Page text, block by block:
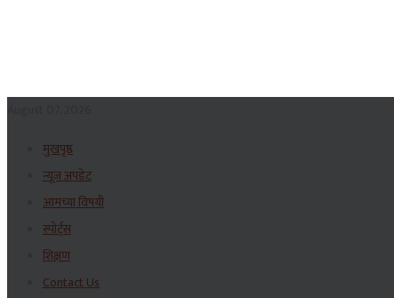
मुखपृष्ठ
न्यूज अपडेट
आमच्या विषयी
स्पोर्ट्स
शिक्षण
Contact Us